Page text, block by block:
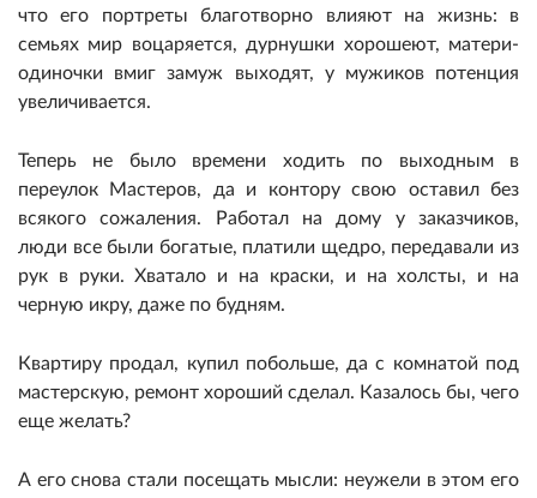
что его портреты благотворно влияют на жизнь: в
семьях мир воцаряется, дурнушки хорошеют, матери-
одиночки вмиг замуж выходят, у мужиков потенция
увеличивается.
Теперь не было времени ходить по выходным в
переулок Мастеров, да и контору свою оставил без
всякого сожаления. Работал на дому у заказчиков,
люди все были богатые, платили щедро, передавали из
рук в руки. Хватало и на краски, и на холсты, и на
черную икру, даже по будням.
Квартиру продал, купил побольше, да с комнатой под
мастерскую, ремонт хороший сделал. Казалось бы, чего
еще желать?
А его снова стали посещать мысли: неужели в этом его